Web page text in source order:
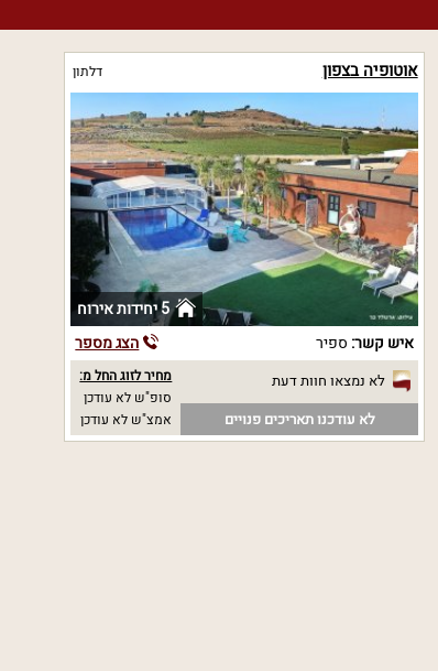
אוטופיה בצפון דלתון
5 יחידות אירוח
איש קשר: ספיר הצג מספר
לא נמצאו חוות דעת
לא עודכנו תאריכים פנויים
מחיר לזוג החל מ:
סופ"ש לא עודכן
אמצ"ש לא עודכן